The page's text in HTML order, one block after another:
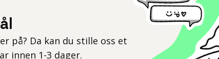
på? Da kan du stille oss et
innen 1-3 dager.